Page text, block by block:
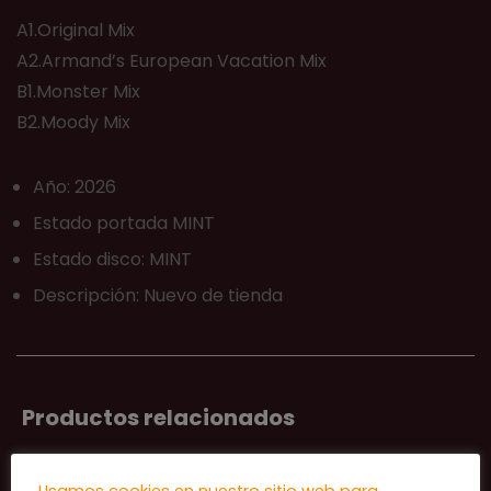
A1.Original Mix
A2.Armand’s European Vacation Mix
B1.Monster Mix
B2.Moody Mix
Año: 2026
Estado portada MINT
Estado disco: MINT
Descripción: Nuevo de tienda
Productos relacionados